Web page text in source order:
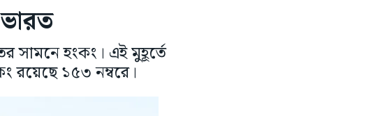
সামনে হংকং। এই মুহূর্তে
রয়েছে ১৫৩ নম্বরে।